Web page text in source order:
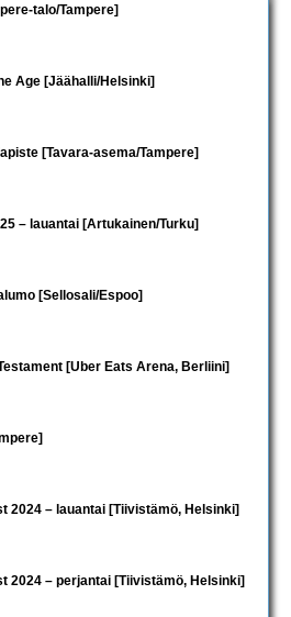
talo/Tampere]
Age [Jäähalli/Helsinki]
[Tavara-asema/Tampere]
– lauantai [Artukainen/Turku]
[Sellosali/Espoo]
[Uber Eats Arena, Berliini]
2024 – lauantai [Tiivistämö, Helsinki]
2024 – perjantai [Tiivistämö, Helsinki]